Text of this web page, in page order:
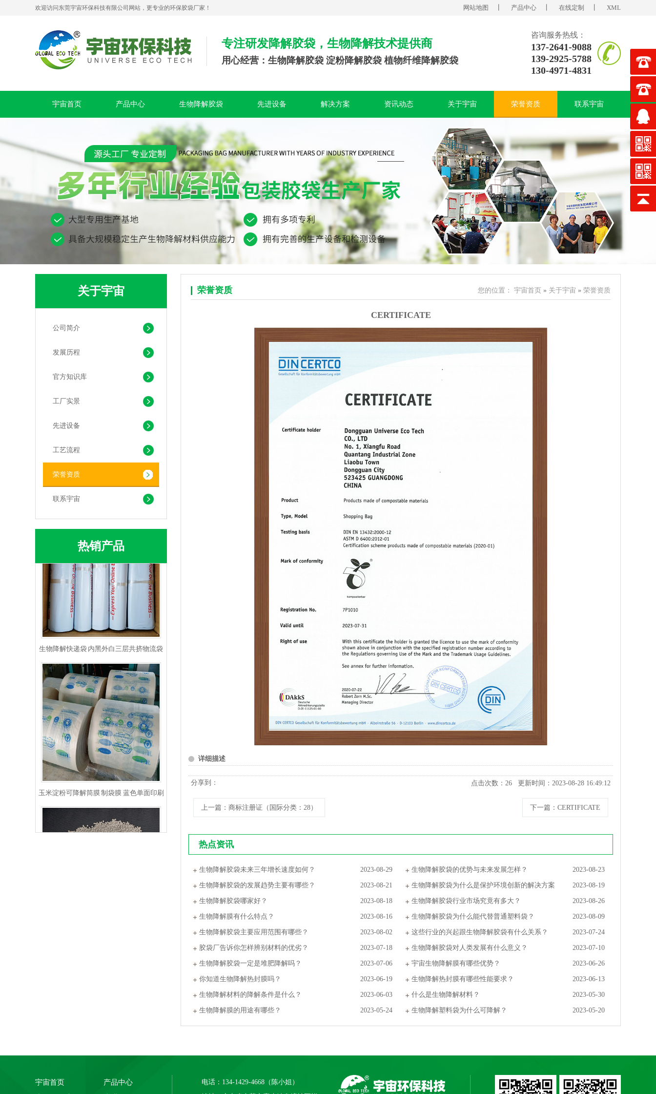
欢迎访问东莞宇宙环保科技有限公司网站，更专业的环保胶袋厂家！ 网站地图 产品中心 在线定制 XML
专注研发降解胶袋，生物降解技术提供商
用心经营：生物降解胶袋 淀粉降解胶袋 植物纤维降解胶袋
咨询服务热线：
137-2641-9088
139-2925-5788
130-4971-4831
宇宙首页 产品中心 生物降解胶袋 先进设备 解决方案 资讯动态 关于宇宙 荣誉资质 联系宇宙
关于宇宙
公司简介
发展历程
官方知识库
工厂实景
先进设备
工艺流程
荣誉资质
联系宇宙
热销产品
PLA+PBAT全生物降解贴骨袋 密封包装袋 五金包装
可堆肥生物降解服装手挽袋 环保购物手提袋按需定制印刷
PLA+PBAT生物降解背心袋 快餐外卖打包袋
生物降解快递袋 内黑外白三层共挤物流袋
玉米淀粉可降解筒膜 制袋膜 蓝色单面印刷
荣誉资质 您的位置： 宇宙首页 » 关于宇宙 » 荣誉资质
CERTIFICATE
详细描述
分享到： 点击次数： 26 更新时间：2023-08-28 16:49:12
上一篇 ：商标注册证（国际分类：28） 下一篇 ：CERTIFICATE
热点资讯
2023-08-29
生物降解胶袋未来三年增长速度如何？ 2023-08-23
生物降解胶袋的优势与未来发展怎样？
2023-08-21
生物降解胶袋的发展趋势主要有哪些？ 2023-08-19
生物降解胶袋为什么是保护环境创新的解决方案
2023-08-18
生物降解胶袋哪家好？ 2023-08-26
生物降解胶袋行业市场究竟有多大？
2023-08-16
生物降解膜有什么特点？ 2023-08-09
生物降解胶袋为什么能代替普通塑料袋？
2023-08-02
生物降解胶袋主要应用范围有哪些？ 2023-07-24
这些行业的兴起跟生物降解胶袋有什么关系？
2023-07-18
胶袋厂告诉你怎样辨别材料的优劣？ 2023-07-10
生物降解胶袋对人类发展有什么意义？
2023-07-06
生物降解胶袋一定是堆肥降解吗？ 2023-06-26
宇宙生物降解膜有哪些优势？
2023-06-19
你知道生物降解热封膜吗？ 2023-06-13
生物降解热封膜有哪些性能要求？
2023-06-03
生物降解材料的降解条件是什么？ 2023-05-30
什么是生物降解材料？
2023-05-24
生物降解膜的用途有哪些？ 2023-05-20
生物降解塑料袋为什么可降解？
宇宙首页
产品中心
电话：134-1429-4668（陈小姐）